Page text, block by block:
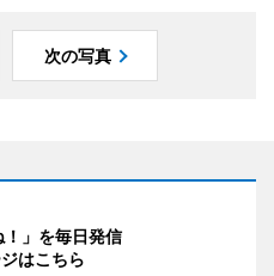
次の写真
」を毎日発信
はこちら